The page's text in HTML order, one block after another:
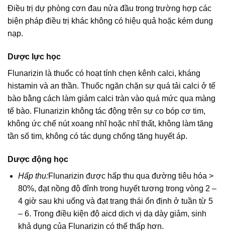
Điều trị dự phòng cơn đau nửa đầu trong trường hợp các
biện pháp điều trị khác không có hiệu quả hoặc kém dung
nạp.
Dược lực học
Flunarizin là thuốc có hoạt tính chẹn kênh calci, kháng
histamin và an thần. Thuốc ngăn chặn sự quá tải calci ở tế
bào bằng cách làm giảm calci tràn vào quá mức qua màng
tế bào. Flunarizin không tác động trên sự co bóp cơ tim,
không ức chế nút xoang nhĩ hoặc nhĩ thất, không làm tăng
tần số tim, không có tác dụng chống tăng huyết áp.
Dược động học
Hấp thu:Flunarizin được hấp thu qua đường tiêu hóa >
80%, đạt nồng độ đỉnh trong huyết tương trong vòng 2 –
4 giờ sau khi uống và đạt trạng thái ổn định ở tuần từ 5
– 6. Trong điều kiện độ aicd dịch vị dạ dày giảm, sinh
khả dụng của Flunarizin có thể thấp hơn.